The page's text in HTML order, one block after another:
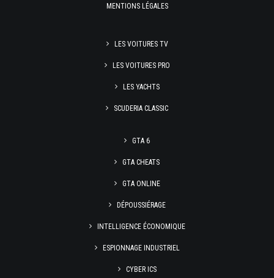
MENTIONS LÉGALES
LES VOITURES TV
LES VOITURES PRO
LES YACHTS
SCUDERIA CLASSIC
GTA 6
GTA CHEATS
GTA ONLINE
DÉPOUSSIÉRAGE
INTELLIGENCE ÉCONOMIQUE
ESPIONNAGE INDUSTRIEL
CYBER ICS